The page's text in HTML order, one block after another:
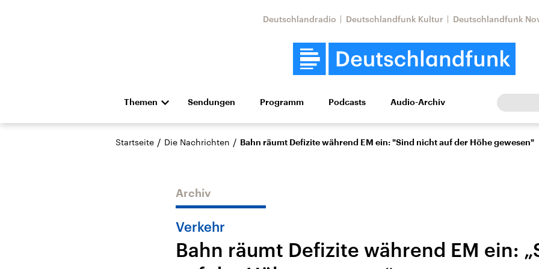
Deutschlandradio Deutschlandfunk Kultur Deutschlandfunk
Themen
Die Nachrichten Politik Wirtschaft Wissen Kultur Europa
Hörspiel und Feature Musik
Landtagswahl Sachsen-
USA
Nahostkonflikt
Iran
Aktuelle Lage und
Sendungen Programm Podcasts Audio-Archiv
Startseite / Die Nachrichten / Bahn räumt Defizite während EM ein: "Sind nicht auf der Höhe gewesen"
Archiv
Verkehr
Bahn räumt Defizite während EM ein: